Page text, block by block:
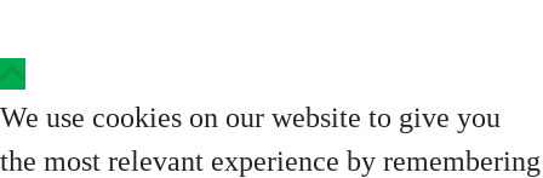
We use cookies on our website to give you
the most relevant experience by remembering